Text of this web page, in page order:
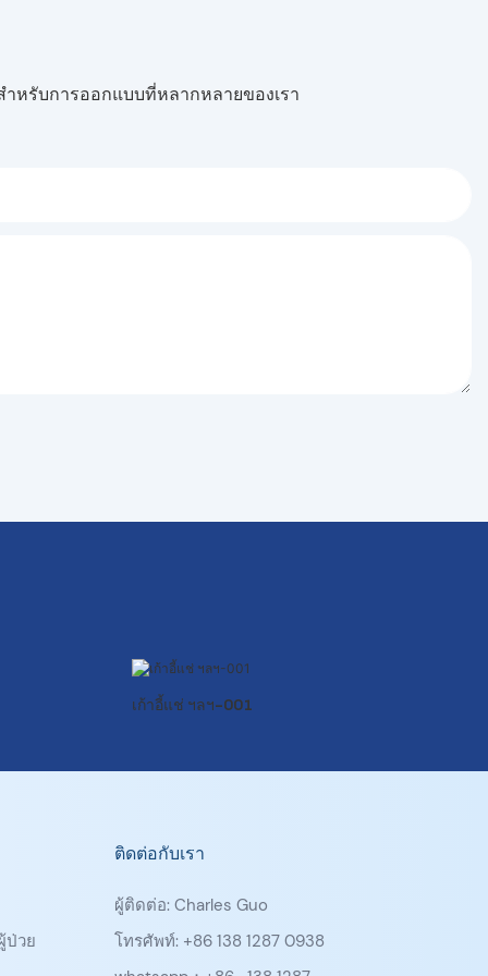
หรับการออกแบบที่หลากหลายของเรา
เก้าอี้แช่ ฯลฯ-001
ป่วย
ติดต่อกับเรา
ผู้ติดต่อ: Charles Guo
โทรศัพท์: +86 138 1287 0938